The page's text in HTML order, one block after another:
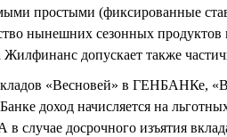
простыми (фиксированные
нынешних сезонных продуктов
допускает также
«Весновей» в ГЕНБАНКе,
доход начисляется на
в случае досрочного изъятия